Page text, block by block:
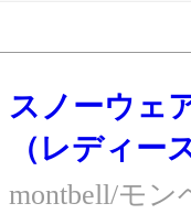
躍するパウダー
※スキー・スノ
ーハイキング
クティブに動
スノーウェ
（レディー
montbell/モン